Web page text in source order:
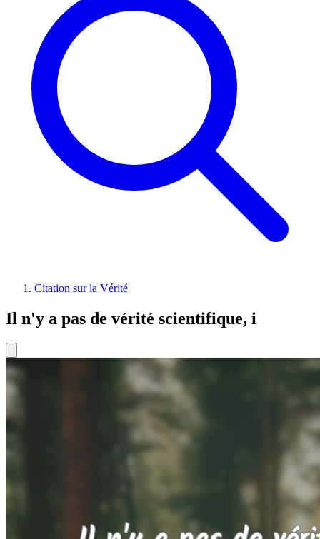
Citation sur la Vérité
Il n'y a pas de vérité scientifique, i